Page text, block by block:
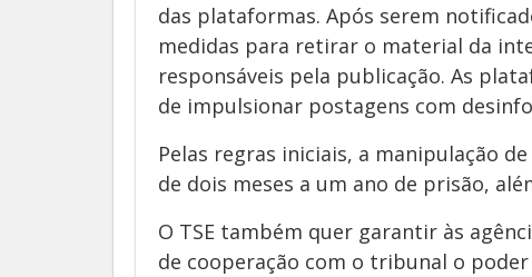
das plataformas. Após serem
medidas para retirar o material da
responsáveis pela publicação. As
de impulsionar postagens com
Pelas regras iniciais, a manipulação
de dois meses a um ano de prisão,
O TSE também quer garantir às
de cooperação com o tribunal o